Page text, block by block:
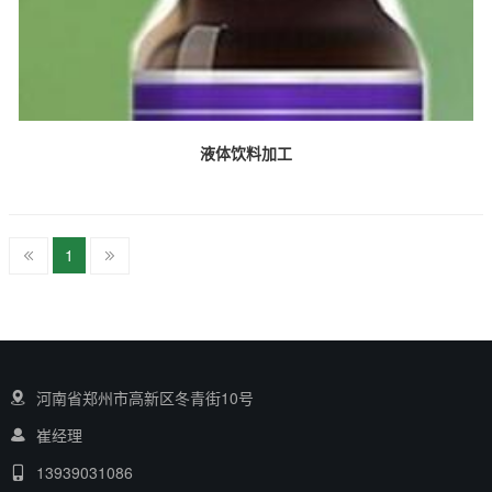
液体饮料加工
1
河南省郑州市高新区冬青街10号
崔经理
13939031086